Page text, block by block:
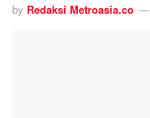
by Redaksi Metroasia.co